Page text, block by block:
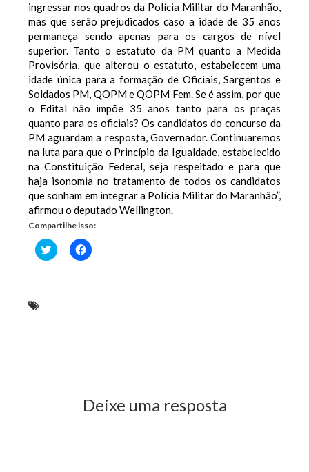
ingressar nos quadros da Polícia Militar do Maranhão,
mas que serão prejudicados caso a idade de 35 anos
permaneça sendo apenas para os cargos de nível
superior. Tanto o estatuto da PM quanto a Medida
Provisória, que alterou o estatuto, estabelecem uma
idade única para a formação de Oficiais, Sargentos e
Soldados PM, QOPM e QOPM Fem. Se é assim, por que
o Edital não impõe 35 anos tanto para os praças
quanto para os oficiais? Os candidatos do concurso da
PM aguardam a resposta, Governador. Continuaremos
na luta para que o Princípio da Igualdade, estabelecido
na Constituição Federal, seja respeitado e para que
haja isonomia no tratamento de todos os candidatos
que sonham em integrar a Polícia Militar do Maranhão”,
afirmou o deputado Wellington.
Compartilhe isso:
Clique
para
Clique
para
Deixe uma resposta